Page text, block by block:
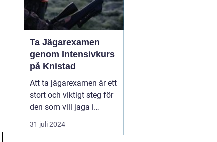
Ta Jägarexamen
genom Intensivkurs
på Knistad
Att ta jägarexamen är ett
stort och viktigt steg för
den som vill jaga i
Sverige. Inte nog med att
examen ger de
31 juli 2024